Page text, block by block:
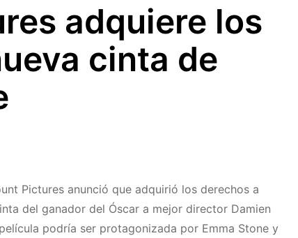
adquiere los
cinta de
Pictures anunció que adquirió los derechos a
del ganador del Óscar a mejor director Damien
podría ser protagonizada por Emma Stone y